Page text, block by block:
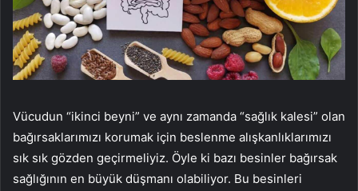
Vücudun “ikinci beyni” ve aynı zamanda “sağlık kalesi” olan
bağırsaklarımızı korumak için beslenme alışkanlıklarımızı
sık sık gözden geçirmeliyiz. Öyle ki bazı besinler bağırsak
sağlığının en büyük düşmanı olabiliyor. Bu besinleri